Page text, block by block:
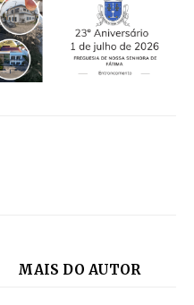
MAIS DO AUTOR